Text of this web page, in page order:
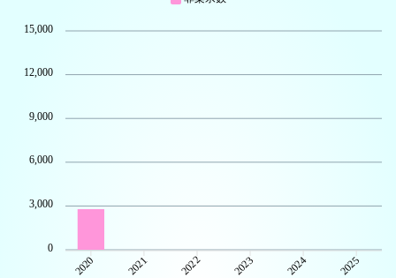
15,000
12,000
9,000
6,000
3,000
0
2020 2021 2022 2023 2024 2025